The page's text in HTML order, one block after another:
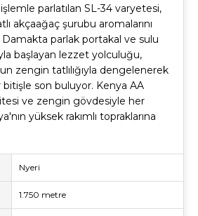
işlemle parlatılan SL-34 varyetesi,
akçaağaç şurubu aromalarını
Damakta parlak portakal ve sulu
başlayan lezzet yolculuğu,
zengin tatlılığıyla dengelenerek
bitişle son buluyor. Kenya AA
ve zengin gövdesiyle her
yüksek rakımlı topraklarına
Nyeri
1.750 metre